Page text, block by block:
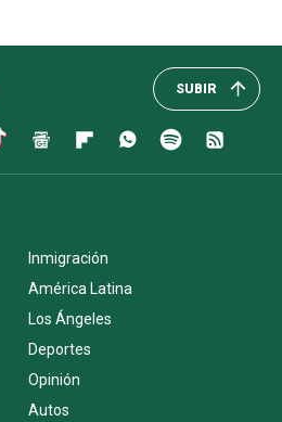
SUBIR
Inmigración
América Latina
Los Ángeles
Deportes
Opinión
Autos